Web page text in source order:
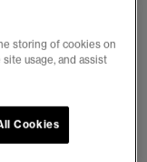
6
storing of cookies on
usage, and assist
Cookies